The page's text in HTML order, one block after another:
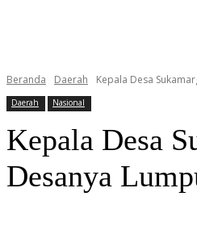
Beranda Daerah Kepala Desa
Daerah Nasional
Kepala Desa
Desanya